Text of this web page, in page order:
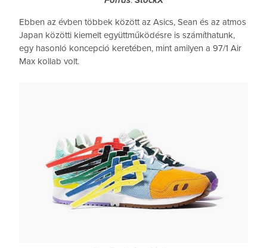
Ebben az évben többek között az Asics, Sean és az atmos
Japan közötti kiemelt együttműködésre is számíthatunk,
egy hasonló koncepció keretében, mint amilyen a 97/1 Air
Max kollab volt.